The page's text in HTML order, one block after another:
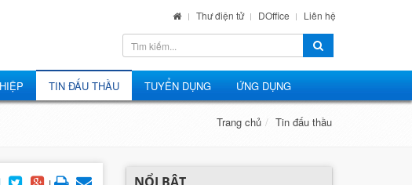
Thư điện tử DOffice Liên hệ
TIN ĐẤU THẦU TUYỂN DỤNG ỨNG DỤNG
Trang chủ Tin đấu thầu